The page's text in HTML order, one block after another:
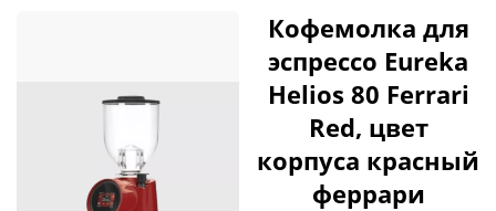
Кофемолка для
эспрессо Eureka
Helios 80 Ferrari
Red, цвет
корпуса красный
феррари